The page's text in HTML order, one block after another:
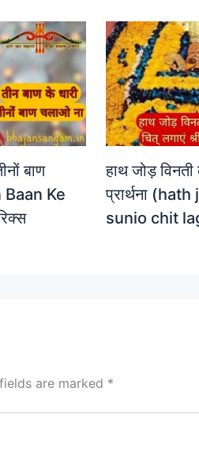
बाण
Baan Ke
हाथ जोड़
प्रार्थना
sunio chit
are marked *